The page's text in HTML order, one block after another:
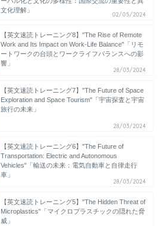
文化理解」
02/05/2024
【英文速読トレーニング8】"The Rise of Remote
Work and Its Impact on Work-Life Balance"「リモ
ートワークの台頭とワークライフバランスへの影
響」
28/03/2024
【英文速読トレーニング7】"The Future of Space
Exploration and Space Tourism"「宇宙探査と宇宙
旅行の未来」
28/03/2024
【英文速読トレーニング6】"The Future of
Transportation: Electric and Autonomous
Vehicles"「輸送の未来：電気自動車と自律走行
車」
28/03/2024
【英文速読トレーニング5】"The Hidden Threat of
Microplastics"「マイクロプラスチックの隠れた脅
威」